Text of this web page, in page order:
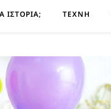
ΙΣΤΟΡΊΑ; ΤΈΧΝΗ